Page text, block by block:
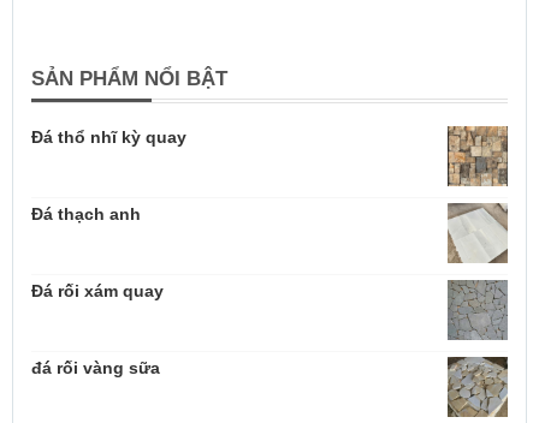
SẢN PHẨM NỔI BẬT
Đá thổ nhĩ kỳ quay
Đá thạch anh
Đá rối xám quay
đá rối vàng sữa